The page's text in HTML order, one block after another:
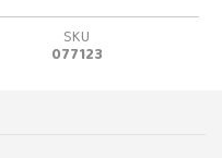
SKU
077123